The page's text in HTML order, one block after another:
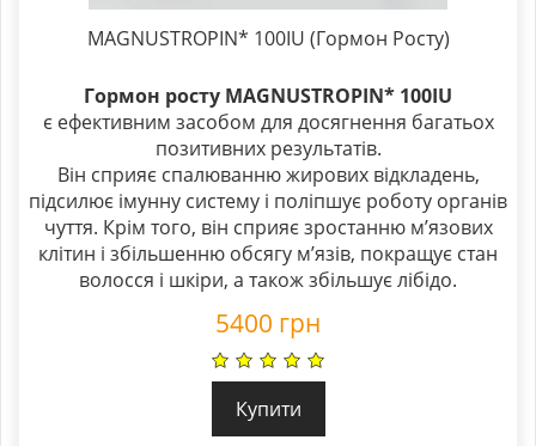
MAGNUSTROPIN* 100IU (Гормон Росту)
Гормон росту MAGNUSTROPIN* 100IU
є ефективним засобом для досягнення багатьох
позитивних результатів.
Він сприяє спалюванню жирових відкладень,
підсилює імунну систему і поліпшує роботу органів
чуття. Крім того, він сприяє зростанню м’язових
клітин і збільшенню обсягу м’язів, покращує стан
волосся і шкіри, а також збільшує лібідо.
5400 грн
Купити